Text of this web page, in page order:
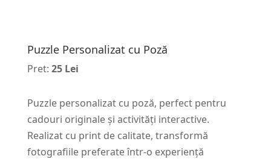
Puzzle Personalizat cu Poză
Pret: 25 Lei
Puzzle personalizat cu poză, perfect pentru
cadouri originale și activități interactive.
Realizat cu print de calitate, transformă
fotografiile preferate într-o experiență